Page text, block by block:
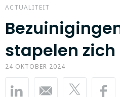
ACTUALITEIT
stapelen zich
24 OKTOBER 2024